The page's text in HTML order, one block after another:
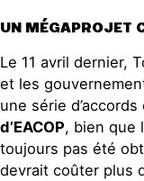
UN MÉGAPROJET
Le 11 avril dernier,
et les
une série
d’EACOP, bien que
toujours pas été
devrait coûter plus